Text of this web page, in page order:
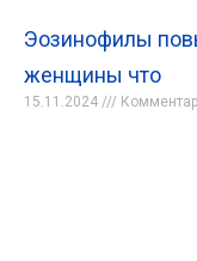
Эозинофилы
женщины что
15.11.2024